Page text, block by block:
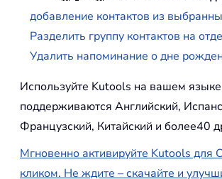
добавление контактов из
Разделить группу контактов на
Удалить напоминание о дне
Используйте Kutools на вашем
поддерживаются Английский,
Французский, Китайский и более40
Мгновенно активируйте Kutools для
кликом. Не ждите – скачайте и